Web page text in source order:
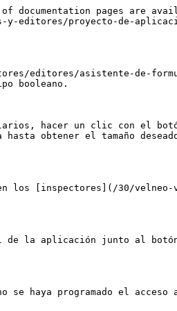
pages are
y-editores/proyecto-de-
editores/asistente-de-
booleano.
hacer un clic con el
obtener el tamaño
[inspectores](/30/velneo-
la aplicación junto al
haya programado el acceso